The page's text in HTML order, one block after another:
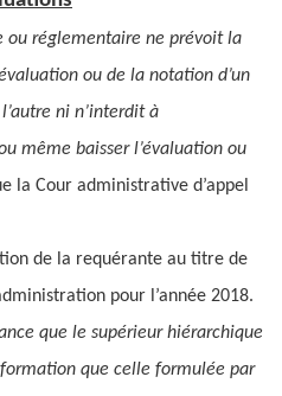
ou réglementaire ne prévoit la
ou de la notation d’un
ni n’interdit à
même baisser l’évaluation ou
la Cour administrative d’appel
de la requérante au titre de
pour l’année 2018.
que le supérieur hiérarchique
formation que celle formulée par